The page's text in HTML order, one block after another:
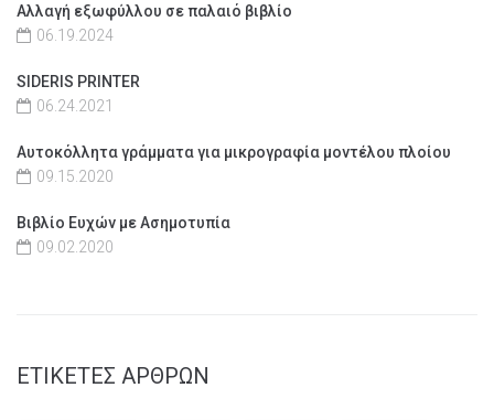
Αλλαγή εξωφύλλου σε παλαιό βιβλίο
06.19.2024
SIDERIS PRINTER
06.24.2021
Αυτοκόλλητα γράμματα για μικρογραφία μοντέλου πλοίου
09.15.2020
Βιβλίο Ευχών με Ασημοτυπία
09.02.2020
ΕΤΙΚΕΤΕΣ ΑΡΘΡΩΝ